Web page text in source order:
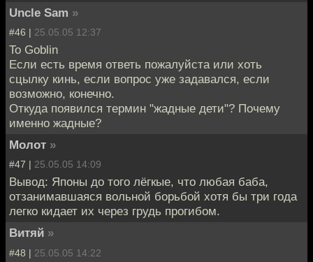
Uncle Sam »
#46 | 25.05.05 12:37
To Goblin
Если есть время ответь пожалуйста или хоть
сцылку кинь, если вопрос уже задавался, если
возможно, конечно.
Откуда появился термин "жадные дети"? Почему
именно жадные?
Молот »
#47 | 25.05.05 14:09
Вывод: Японы до того лёгкые, что любая баба,
отзанимавшаяся вольной борьбой хотя бы три года
легко кидает их через грудь прогибом.
Витяй »
#48 | 25.05.05 14:22